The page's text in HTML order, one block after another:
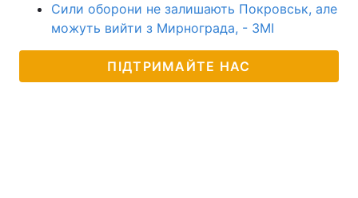
Сили оборони не залишають Покровськ, але
можуть вийти з Мирнограда, - ЗМІ
ПІДТРИМАЙТЕ НАС